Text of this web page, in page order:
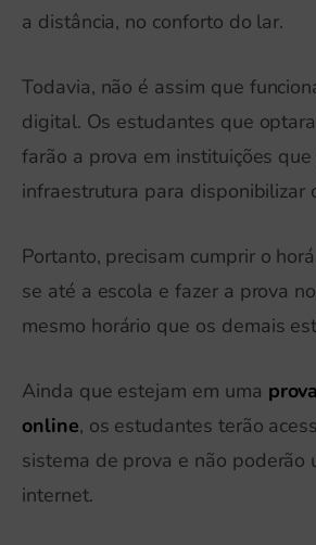
a distância, no conforto do lar.
Todavia, não é assim que
digital. Os estudantes que
farão a prova em instituições
infraestrutura para disponibilizar
Portanto, precisam cumprir o
se até a escola e fazer a prova
mesmo horário que os demais
Ainda que estejam em uma
online, os estudantes terão
sistema de prova e não poderão
internet.